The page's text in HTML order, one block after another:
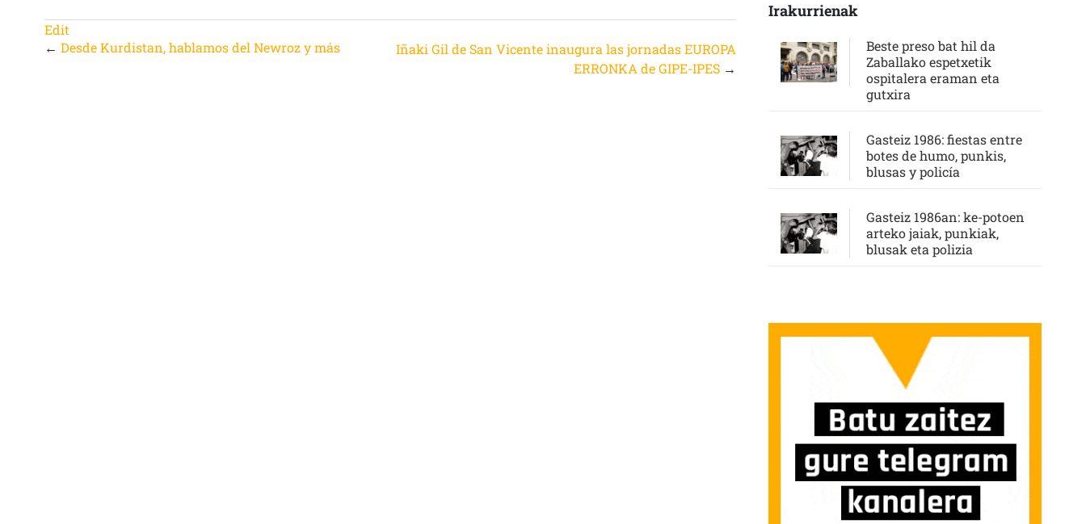
Edit
←Desde Kurdistan, hablamos del Newroz y más
Iñaki Gil de San Vicente inaugura las jornadas EUROPA
ERRONKA de GIPE-IPES→
Irakurrienak
Beste preso bat hil da
Zaballako espetxetik
ospitalera eraman eta
gutxira
Gasteiz 1986: fiestas entre
botes de humo, punkis,
blusas y policía
Gasteiz 1986an: ke-potoen
arteko jaiak, punkiak,
blusak eta polizia